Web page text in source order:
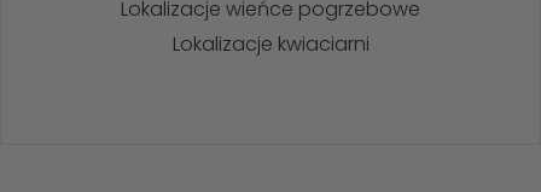
Lokalizacje wieńce pogrzebowe
Lokalizacje kwiaciarni